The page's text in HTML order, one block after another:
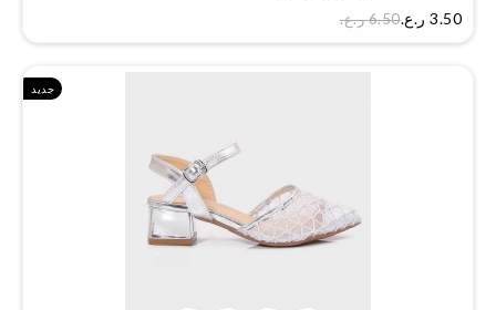
3.50 ر.ع.‏
6.50 ر.ع.‏
جديد